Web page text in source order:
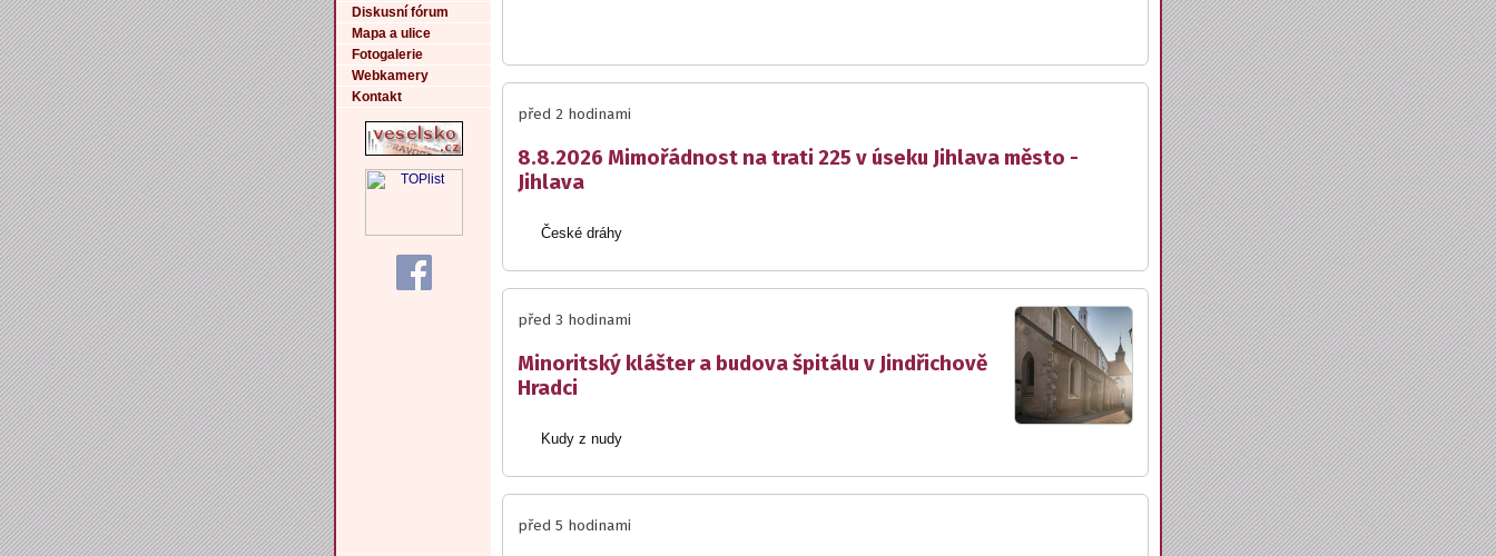
Diskusní fórum
Mapa a ulice
Fotogalerie
Webkamery
Kontakt
před 2 hodinami
8.8.2026 Mimořádnost na trati 225 v úseku Jihlava město -
Jihlava
České dráhy
před 3 hodinami
Minoritský klášter a budova špitálu v Jindřichově
Hradci
Kudy z nudy
před 5 hodinami